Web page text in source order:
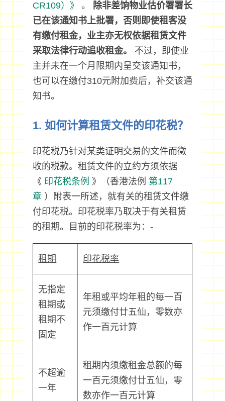
CR109）》
。
除非差饷物业估价署署长
已在该通知书上批署，否则即使租客没
有缴付租金，业主亦无权依据租赁文件
采取法律行动追收租金。
不过，即使业
主并未在一个月限期内呈交该通知书，
也可以在缴付310元附加费后，补交该通
知书。
1. 如何计算租赁文件的印花税？
印花税乃针对某类证明交易的文件而徵
收的税款。租赁文件的立约方须依据
《 印花税条例 》（香港法例 第117
章）附表一所述，就有关的租赁文件缴
付印花税。印花税率乃取决于有关租赁
的租期。目前的印花税率为：-
租期 印花税率
无指定
租期或
租期不
固定
年租或平均年租的每一百
元须缴付廿五仙，零数亦
作一百元计算
不超逾
一年
租期内须缴租金总额的每
一百元须缴付廿五仙，零
数亦作一百元计算